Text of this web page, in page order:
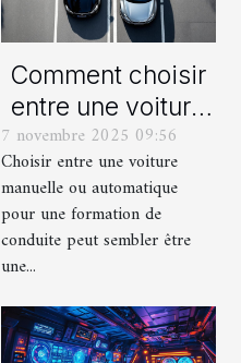
Comment choisir
entre une voiture
manuelle ou
automatique pour
votre formation de
conduite ?
7 novembre 2025 09:56
Choisir entre une voiture
manuelle ou automatique
pour une formation de
conduite peut sembler être
une...